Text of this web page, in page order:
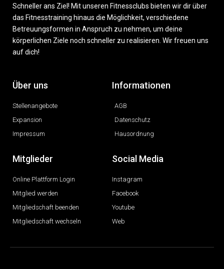
Schneller ans Ziel! Mit unseren Fitnessclubs bieten wir dir über
das Fitnesstraining hinaus die Möglichkeit, verschiedene
Betreuungsformen in Anspruch zu nehmen, um deine
körperlichen Ziele noch schneller zu realisieren. Wir freuen uns
auf dich!
Über uns
Stellenangebote
Expansion
Impressum
Informationen
AGB
Datenschutz
Hausordnung
Mitglieder
Online Plattform Login
Mitglied werden
Mitgliedschaft beenden
Mitgliedschaft wechseln
Social Media
Instagram
Facebook
Youtube
Web